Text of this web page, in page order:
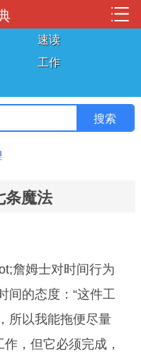
速读
工作
条魔法
詹姆士对时间行为
间的态度：“这件工
所以我能拖便尽量
，但它必须完成，